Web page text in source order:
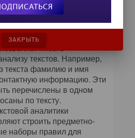
доступности. Кроме
в себя Text Analytics
писать
текстов. Например,
текста фамилию и имя
информацию. Эти
перечислены в одном
по тексту.
аналитики
строить предметно-
наборы правил для
ЗАКРЫТЬ